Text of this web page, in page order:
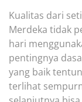
Kualitas dari
Merdeka tidak
hari
pentingnya
yang baik
terlihat